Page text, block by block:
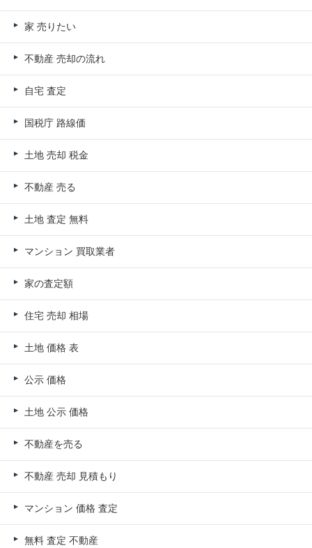
家 売りたい
不動産 売却の流れ
自宅 査定
国税庁 路線価
土地 売却 税金
不動産 売る
土地 査定 無料
マンション 買取業者
家の査定額
住宅 売却 相場
土地 価格 表
公示 価格
土地 公示 価格
不動産を売る
不動産 売却 見積もり
マンション 価格 査定
無料 査定 不動産